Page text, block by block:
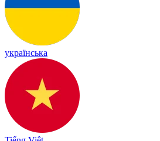
українська